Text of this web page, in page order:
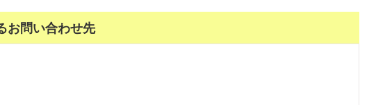
お問い合わせ先